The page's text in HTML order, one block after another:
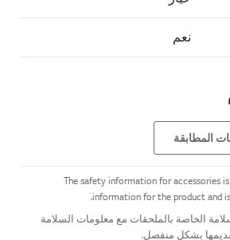
نعم
المطابقة
The safety information for accessories
information for the product and
الخاصة بالملحقات مع معلومات السلامة
بشكل منفصل.